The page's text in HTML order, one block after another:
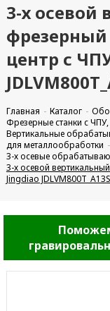
3-х осевой
центр с
Главная Каталог
Фрезерные станки с
Вертикальные
для металлообработки
3-х осевые
3-х осевой
Jingdiao JDLVM800T_A13S